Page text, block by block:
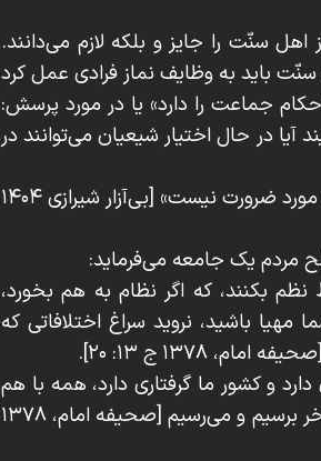
سنّت را جایز و بلکه لازم می‌دانند.
باید به وظایف نماز فرادی عمل کرد
جماعت را دارد» یا در مورد پرسش:
در حال اختیار شیعیان می‌توانند در
می‌فرماید: «در مورد تقیه شرکت جایز و نماز صحیح است و مختص به مورد ضرورت نیست» [بی‌آزار شیرازی ۱۴۰۴
مردم یک جامعه می‌فرماید:
بکنند، که اگر نظام به هم بخورد،
باشید، نروید سراغ اختلافاتی که
۱۳۷۸ ج ۱۳: ۲۰].
و کشور ما گرفتاری دارد، همه با هم
یکصدا و با هم یکنواخت نهضت را پیش ببریم و ان شاءالله به پیروزی آخر برسیم و می‌رسیم [صحیفه امام، ۱۳۷۸